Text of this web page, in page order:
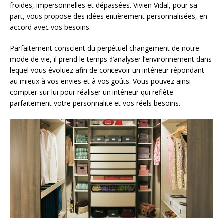
froides, impersonnelles et dépassées. Vivien Vidal, pour sa
part, vous propose des idées entièrement personnalisées, en
accord avec vos besoins.
Parfaitement conscient du perpétuel changement de notre
mode de vie, il prend le temps d’analyser l’environnement dans
lequel vous évoluez afin de concevoir un intérieur répondant
au mieux à vos envies et à vos goûts. Vous pouvez ainsi
compter sur lui pour réaliser un intérieur qui reflète
parfaitement votre personnalité et vos réels besoins.